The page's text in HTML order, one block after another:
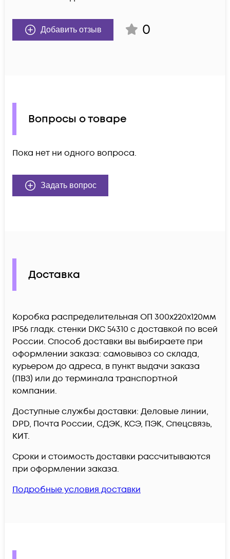
Добавить отзыв 0
Вопросы о товаре
Пока нет ни одного вопроса.
Задать вопрос
Доставка
Коробка распределительная ОП 300х220х120мм
IP56 гладк. стенки DKC 54310 c доставкой по всей
России. Способ доставки вы выбираете при
оформлении заказа: самовывоз со склада,
курьером до адреса, в пункт выдачи заказа
(ПВЗ) или до терминала транспортной
компании.
Доступные службы доставки: Деловые линии,
DPD, Почта России, СДЭК, КСЭ, ПЭК, Спецсвязь,
КИТ.
Сроки и стоимость доставки рассчитываются
при оформлении заказа.
Подробные условия доставки